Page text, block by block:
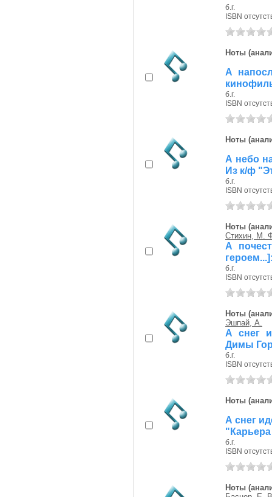
б.г.
ISBN
Ноты
А
б.г.
ISBN
Ноты
А небо
Из к/ф
б.г.
ISBN
Ноты
Стихин, М.
А
б.г.
ISBN
Ноты
Эшпай, А.
А снег
Димы
б.г.
ISBN
Ноты
А снег
б.г.
ISBN
Ноты